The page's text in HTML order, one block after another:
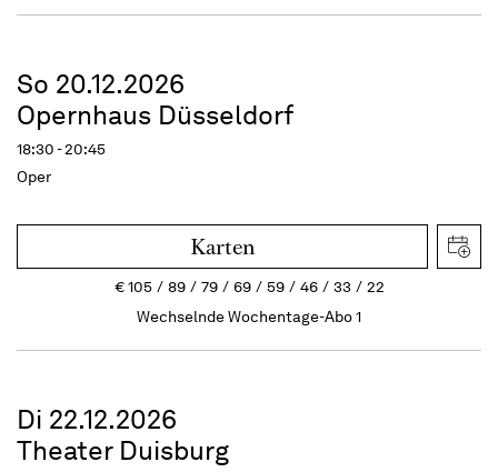
So 20.12.2026
Opernhaus Düsseldorf
18:30 - 20:45
Oper
Karten
€105 89 79 69 59 46 33
22
Wechselnde Wochentage-Abo 1
Di 22.12.2026
Theater Duisburg